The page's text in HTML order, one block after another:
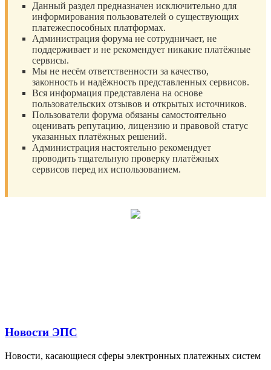
Данный раздел предназначен исключительно для
информирования пользователей о существующих
платежеспособных платформах.
Администрация форума не сотрудничает, не
поддерживает и не рекомендует никакие платёжные
сервисы.
Мы не несём ответственности за качество,
законность и надёжность представленных сервисов.
Вся информация представлена на основе
пользовательских отзывов и открытых источников.
Пользователи форума обязаны самостоятельно
оценивать репутацию, лицензию и правовой статус
указанных платёжных решений.
Администрация настоятельно рекомендует
проводить тщательную проверку платёжных
сервисов перед их использованием.
Новости ЭПС
Новости, касающиеся сферы электронных платежных систем